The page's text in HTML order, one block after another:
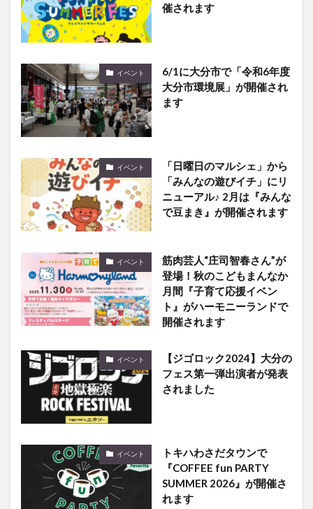
催されます
イベント
6/1に大分市で「令和6年度
大分市環境展」が開催され
ます
イベント
「日曜日のマルシェ」から
「みんなの遊びイチ」にリ
ニューアル♪ 2月は『みんな
で豆まき』が開催されます
イベント
筋肉芸人“庄司智春さん”が
登場！秋のこどもまんなか
月間『子育て応援イベン
ト』がハーモニーランドで
開催されます
イベント
【ジゴロック2024】大分の
フェス第一弾出演者が発表
されました
イベント
トキハわさだタウンで
『COFFEE fun PARTY
SUMMER 2026』が開催さ
れます